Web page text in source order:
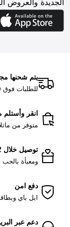
الجديدة والعروض
يتم شحنها
للطلبات فوق 250 درهم إماراتي
انقر
متوفر من
توصيل خلال 2 ساعة
ومعبأة بالحب
دفع امن
ابل باي
دعم عبر البريد